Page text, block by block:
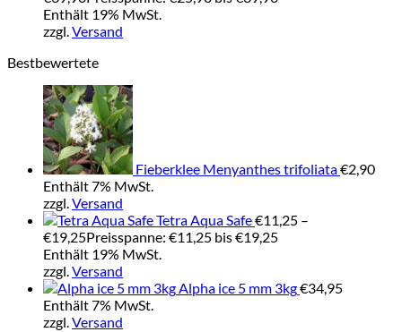
Enthält 19% MwSt.
zzgl.Versand
Bestbewertete
Fieberklee Menyanthes trifoliata€2,90
Enthält 7% MwSt.
zzgl.Versand
Tetra Aqua Safe€11,25 –
€19,25Preisspanne: €11,25 bis €19,25
Enthält 19% MwSt.
zzgl.Versand
Alpha ice 5 mm 3kg€34,95
Enthält 7% MwSt.
zzgl.Versand